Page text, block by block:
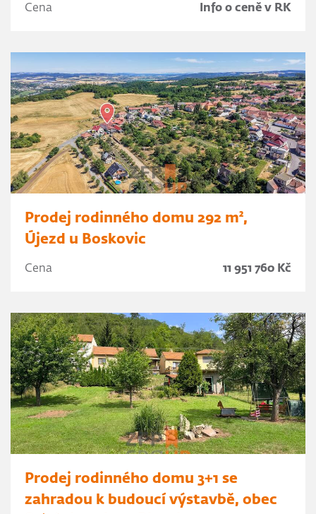
Cena Info o ceně v RK
Prodej rodinného domu 292 m²,
Újezd u Boskovic
Cena 11 951 760 Kč
Prodej rodinného domu 3+1 se
zahradou k budoucí výstavbě, obec